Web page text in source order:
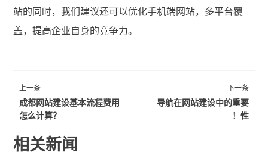
站的同时，我们建议还可以优化手机端网站，多平台覆
盖，提高企业自身的竞争力。
上一条
成都网站建设基本流程费用
怎么计算？
下一条
导航在网站建设中的重要
性！
相关新闻